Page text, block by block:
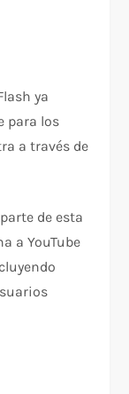
ya
para los
a través de
de esta
a YouTube